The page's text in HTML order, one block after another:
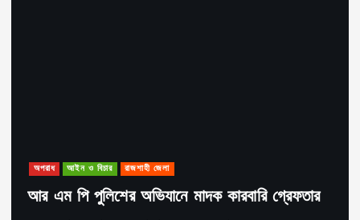
অপরাধ আইন ও বিচার রাজশাহী জেলা
আর এম পি পুলিশের অভিযানে মাদক কারবারি গ্রেফতার